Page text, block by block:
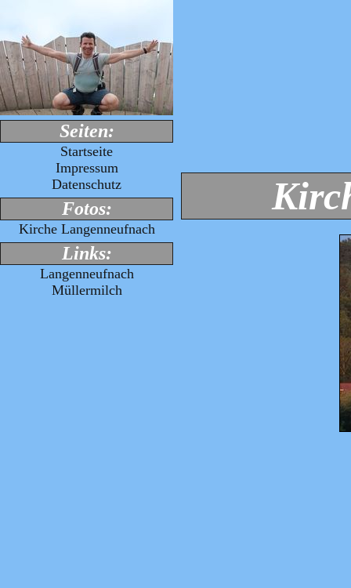
Seiten:
Startseite
Impressum
Datenschutz
Fotos:
Kirche Langenneufnach
Links:
Langenneufnach
Müllermilch